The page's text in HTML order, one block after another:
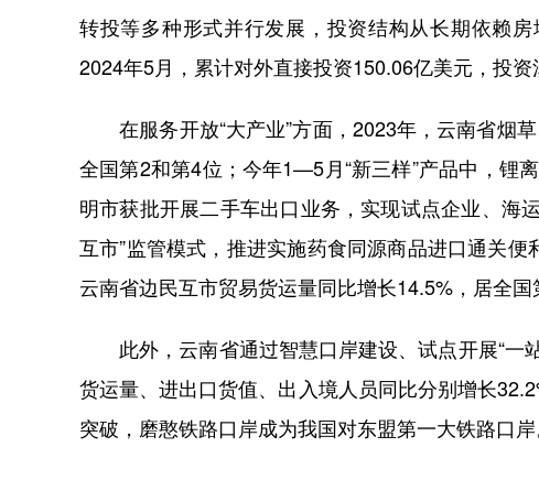
转投等多种形式并行发展，投资结构从长期依赖
2024年5月，累计对外直接投资150.06亿美元，投资
在服务开放“大产业”方面，2023年，云南省烟
全国第2和第4位；今年1—5月“新三样”产品中，锂
明市获批开展二手车出口业务，实现试点企业、海
互市”监管模式，推进实施药食同源商品进口通关
云南省边民互市贸易货运量同比增长14.5%，居全
此外，云南省通过智慧口岸建设、试点开展“一
货运量、进出口货值、出入境人员同比分别增长
突破，磨憨铁路口岸成为我国对东盟第一大铁路口岸